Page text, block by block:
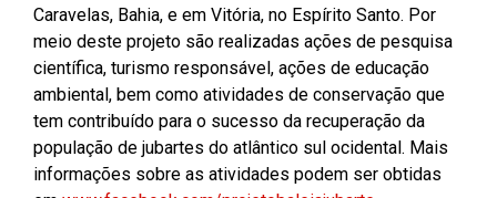
Caravelas, Bahia, e em Vitória, no Espírito Santo. Por
meio deste projeto são realizadas ações de pesquisa
científica, turismo responsável, ações de educação
ambiental, bem como atividades de conservação que
tem contribuído para o sucesso da recuperação da
população de jubartes do atlântico sul ocidental. Mais
informações sobre as atividades podem ser obtidas